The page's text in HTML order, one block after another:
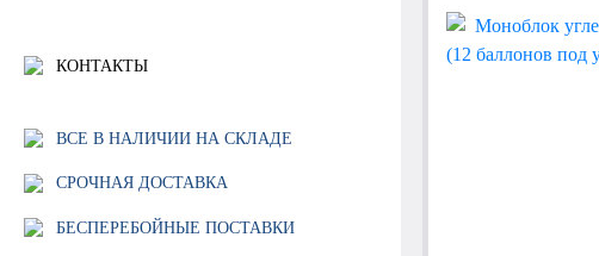
КОНТАКТЫ
ВСЕ В НАЛИЧИИ НА СКЛАДЕ
СРОЧНАЯ ДОСТАВКА
БЕСПЕРЕБОЙНЫЕ ПОСТАВКИ